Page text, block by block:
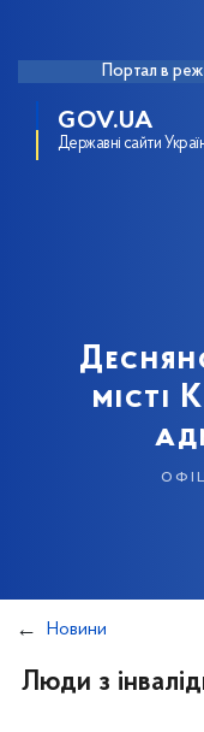
Портал в
GOV.UA
Державні сайти
місті
Новини
Люди з